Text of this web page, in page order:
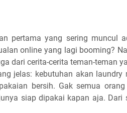
pertama yang sering muncul
online yang lagi booming?
dari cerita-cerita teman-teman
jelas: kebutuhan akan laundry
bersih. Gak semua
siap dipakai kapan aja.